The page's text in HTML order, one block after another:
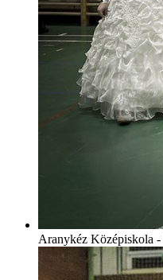
Aranykéz Középiskola -